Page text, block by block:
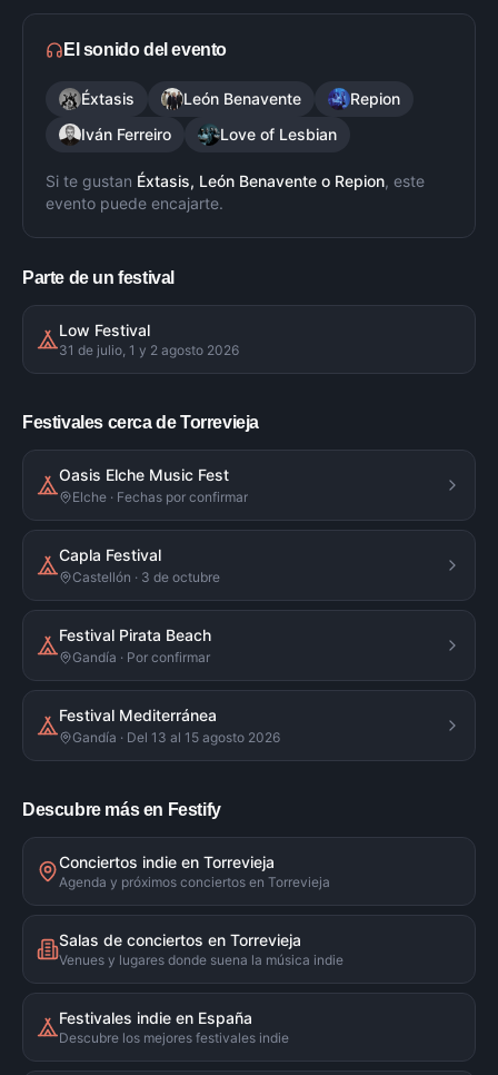
El sonido del evento
Éxtasis León Benavente
Repion
Iván Ferreiro
Love of Lesbian
Si te gustan Éxtasis, León Benavente o Repion, este
evento puede encajarte.
Parte de un festival
Low Festival
31 de julio, 1 y 2 agosto 2026
Festivales cerca de Torrevieja
Oasis Elche Music Fest
Elche · Fechas por confirmar
Capla Festival
Castellón · 3 de octubre
Festival Pirata Beach
Gandía · Por confirmar
Festival Mediterránea
Gandía · Del 13 al 15 agosto 2026
Descubre más en Festify
Conciertos indie en Torrevieja
Agenda y próximos conciertos en Torrevieja
Salas de conciertos en Torrevieja
Venues y lugares donde suena la música indie
Festivales indie en España
Descubre los mejores festivales indie